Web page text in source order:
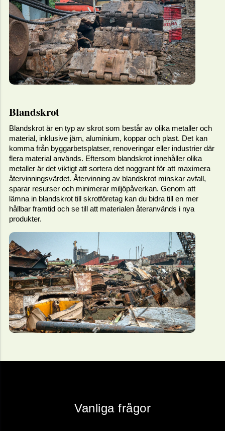
Blandskrot
Blandskrot är en typ av skrot som består av olika metaller och
material, inklusive järn, aluminium, koppar och plast. Det kan
komma från byggarbetsplatser, renoveringar eller industrier där
flera material används. Eftersom blandskrot innehåller olika
metaller är det viktigt att sortera det noggrant för att maximera
återvinningsvärdet. Återvinning av blandskrot minskar avfall,
sparar resurser och minimerar miljöpåverkan. Genom att
lämna in blandskrot till skrotföretag kan du bidra till en mer
hållbar framtid och se till att materialen återanvänds i nya
produkter.
Vanliga frågor